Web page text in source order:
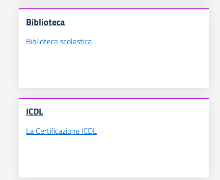
Biblioteca
Biblioteca scolastica
ICDL
La Certificazione ICDL